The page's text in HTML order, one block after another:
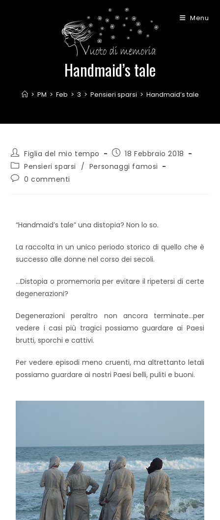
Menu
Handmaid’s tale
> PM > Feb > 3 > Pensieri sparsi > Handmaid’s tale
Figlia del mio tempo
18 Febbraio 2018
Pensieri sparsi
/ Personaggi famosi
0 commenti
“Handmaid’s tale” una distopia? Non lo so.
La raccolta in un unico periodo storico di quello che è
successo alle donne nel corso dei secoli.
…Distopia o promemoria per evitare il ripetersi di certe
degenerazioni?
Degenerazioni peraltro non ancora terminate…per
vedere i casi più tragici possiamo guardare ai Paesi
brutti, sporchi e cattivi.
Per vedere episodi meno cruenti, ma altrettanto letali
possiamo guardare ai nostri Paesi belli, puliti e buoni.